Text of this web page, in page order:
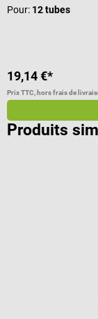
Pour: 12 tubes
19,14 €*
Prix TTC, hors frais de
Produits